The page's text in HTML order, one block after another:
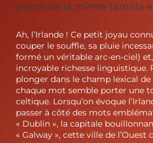
(mots de la même famille
Ah, l’Irlande ! Ce petit joyau
couper le souffle, sa pluie
formé un véritable arc-en-ciel)
incroyable richesse linguistique.
plonger dans le champ lexical de
chaque mot semble porter une
celtique. Lorsqu’on évoque
passer à côté des mots
« Dublin », la capitale
« Galway », cette ville de l’Ouest